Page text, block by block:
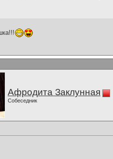
Афродита Заклунная
Собеседник